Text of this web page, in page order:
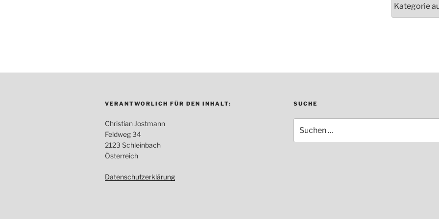
VERANTWORLICH FÜR DEN INHALT:
Christian Jostmann
Feldweg 34
2123 Schleinbach
Österreich
Datenschutzerklärung
SUCHE
nach: